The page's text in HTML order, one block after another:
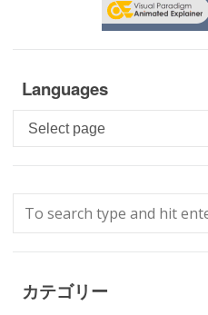
Languages
Languages
カテゴリー